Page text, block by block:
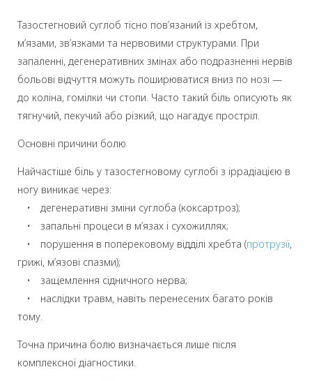
Тазостегновий суглоб тісно пов’язаний із хребтом,
м’язами, зв’язками та нервовими структурами. При
запаленні, дегенеративних змінах або подразненні нервів
больові відчуття можуть поширюватися вниз по нозі —
до коліна, гомілки чи стопи. Часто такий біль описують як
тягнучий, пекучий або різкий, що нагадує простріл.
Основні причини болю
Найчастіше біль у тазостегновому суглобі з іррадіацією в
ногу виникає через:
• дегенеративні зміни суглоба (коксартроз);
• запальні процеси в м’язах і сухожиллях;
• порушення в поперековому відділі хребта (протрузії,
грижі, м’язові спазми);
• защемлення сідничного нерва;
• наслідки травм, навіть перенесених багато років
тому.
Точна причина болю визначається лише після
комплексної діагностики.